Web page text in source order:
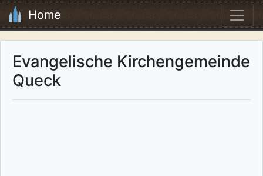
Home
Evangelische Kirchengemeinde
Queck